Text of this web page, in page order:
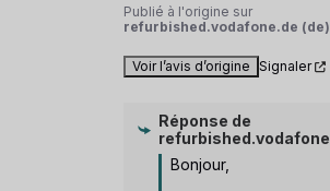
Publié à l'origine sur
refurbished.vodafone.de (de)
Voir l’avis d’origine Signaler
Réponse de
Bonjour,